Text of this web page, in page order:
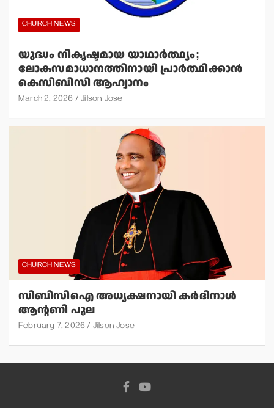
CHURCH NEWS
യുദ്ധം നികൃഷ്ടമായ യാഥാര്‍ത്ഥ്യം;
ലോകസമാധാനത്തിനായി പ്രാര്‍ത്ഥിക്കാന്‍
കെസിബിസി ആഹ്വാനം
March 2, 2026 Jilson Jose
CHURCH NEWS
സിബിസിഐ അധ്യക്ഷനായി കര്‍ദിനാള്‍
ആന്റണി പൂല
February 7, 2026 Jilson Jose